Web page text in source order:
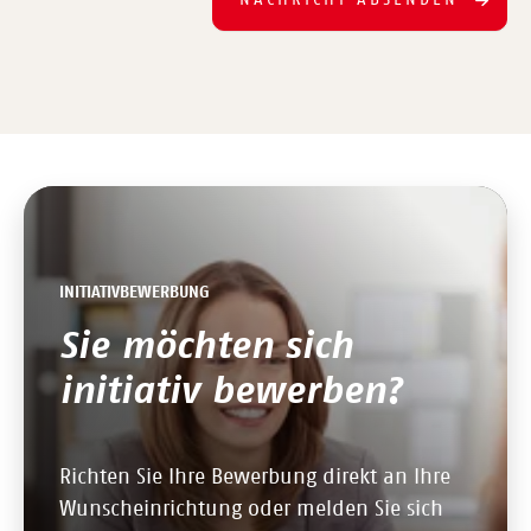
INITIATIVBEWERBUNG
Sie möchten sich
initiativ bewerben?
Richten Sie Ihre Bewerbung direkt an Ihre
Wunscheinrichtung oder melden Sie sich